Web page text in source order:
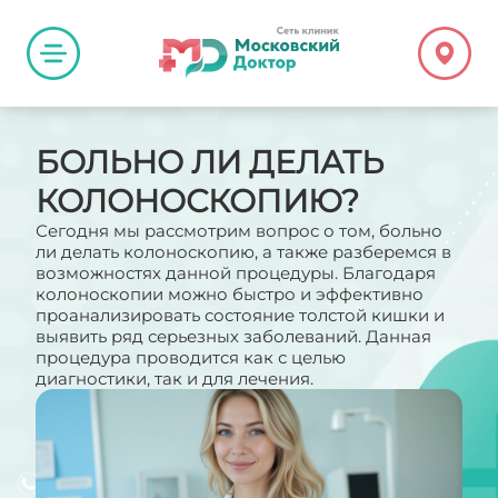
БОЛЬНО ЛИ ДЕЛАТЬ
КОЛОНОСКОПИЮ?
Сегодня мы рассмотрим вопрос о том, больно
ли делать колоноскопию, а также разберемся в
возможностях данной процедуры. Благодаря
колоноскопии можно быстро и эффективно
проанализировать состояние толстой кишки и
выявить ряд серьезных заболеваний. Данная
процедура проводится как с целью
диагностики, так и для лечения.